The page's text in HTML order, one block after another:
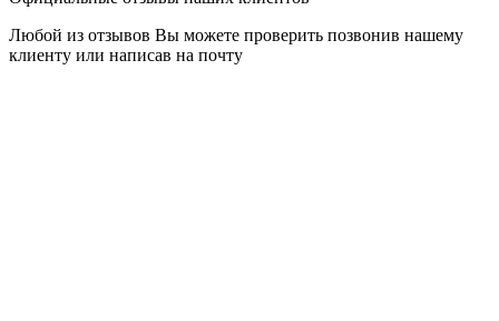
Любой из отзывов Вы можете проверить позвонив нашему
клиенту или написав на почту